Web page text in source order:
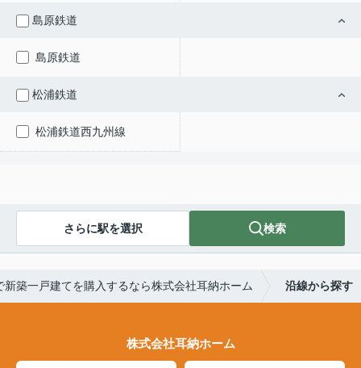
島原鉄道
島原鉄道
松浦鉄道
松浦鉄道西九州線
さらに駅を選択 検索
築一戸建てを購入するなら株式会社耳納ホーム 沿線から探す
株式会社耳納ホーム